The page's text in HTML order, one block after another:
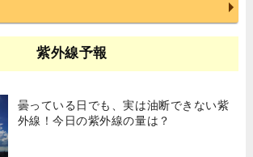
紫外線予報
曇っている日でも、実は油断できない紫
外線！今日の紫外線の量は？